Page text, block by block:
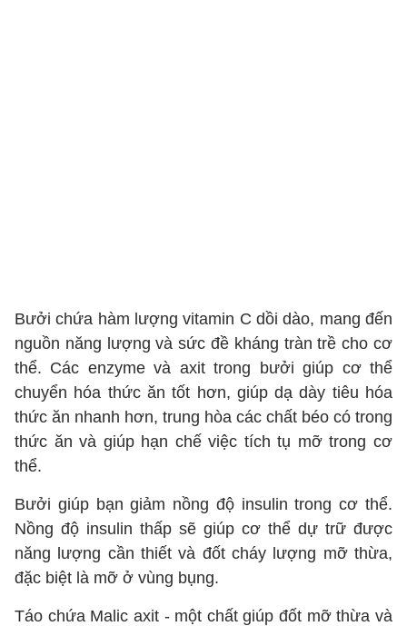
Bưởi chứa hàm lượng vitamin C dồi dào, mang đến
nguồn năng lượng và sức đề kháng tràn trề cho cơ
thể. Các enzyme và axit trong bưởi giúp cơ thể
chuyển hóa thức ăn tốt hơn, giúp dạ dày tiêu hóa
thức ăn nhanh hơn, trung hòa các chất béo có trong
thức ăn và giúp hạn chế việc tích tụ mỡ trong cơ
thể.
Bưởi giúp bạn giảm nồng độ insulin trong cơ thể.
Nồng độ insulin thấp sẽ giúp cơ thể dự trữ được
năng lượng cần thiết và đốt cháy lượng mỡ thừa,
đặc biệt là mỡ ở vùng bụng.
Táo chứa Malic axit - một chất giúp đốt mỡ thừa và